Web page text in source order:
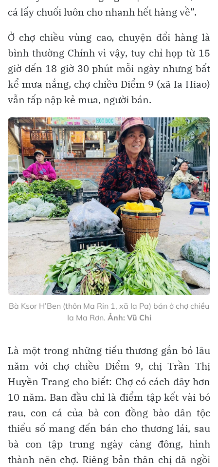
cá lấy chuối luôn cho nhanh hết hàng về”.
Ở chợ chiều vùng cao, chuyện đổi hàng là
bình thường Chính vì vậy, tuy chỉ họp từ 15
giờ đến 18 giờ 30 phút mỗi ngày nhưng bất
kể mưa nắng, chợ chiều Điểm 9 (xã Ia Hiao)
vẫn tấp nập kẻ mua, người bán.
Bà Ksor H’Ben (thôn Ma Rin 1, xã Ia Pa) bán ở chợ chiều
Ia Ma Rơn. Ảnh: Vũ Chi
Là một trong những tiểu thương gắn bó lâu
năm với chợ chiều Điểm 9, chị Trần Thị
Huyền Trang cho biết: Chợ có cách đây hơn
10 năm. Ban đầu chỉ là điểm tập kết vài bó
rau, con cá của bà con đồng bào dân tộc
thiểu số mang đến bán cho thương lái, sau
bà con tập trung ngày càng đông, hình
thành nên chợ. Riêng bản thân chị đã ngồi